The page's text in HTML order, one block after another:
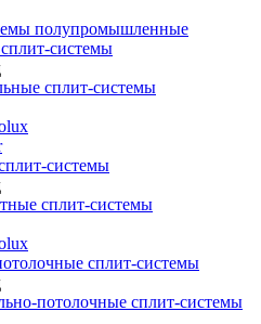
полупромышленные
системы
сплит-системы
системы
сплит-системы
сплит-системы
потолочные сплит-системы